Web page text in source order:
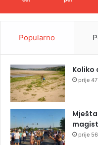
Popularno
Koliko
prije
prije